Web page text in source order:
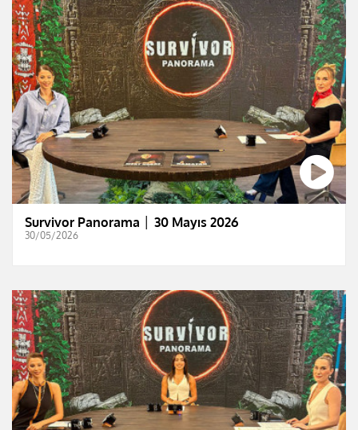
Survivor Panorama │ 30 Mayıs 2026
30/05/2026